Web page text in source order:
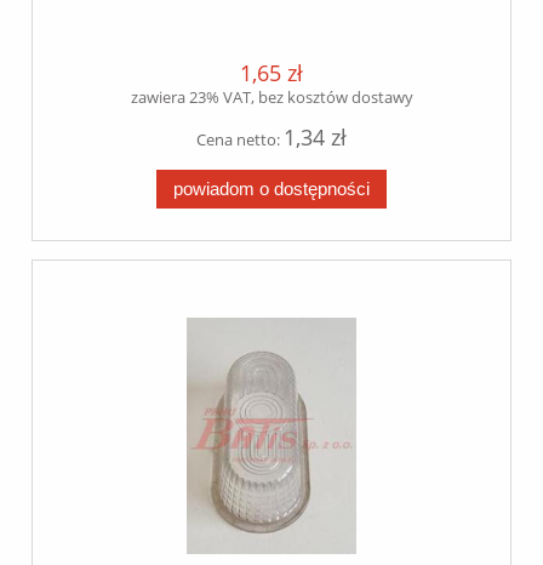
1,65 zł
zawiera 23% VAT, bez kosztów dostawy
Cena netto: 1,34 zł
powiadom o dostępności